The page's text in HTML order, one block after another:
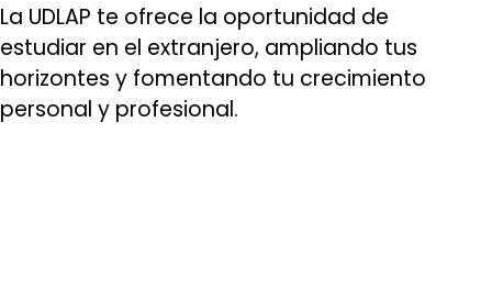
La UDLAP te ofrece la oportunidad de
estudiar en el extranjero, ampliando tus
horizontes y fomentando tu crecimiento
personal y profesional.